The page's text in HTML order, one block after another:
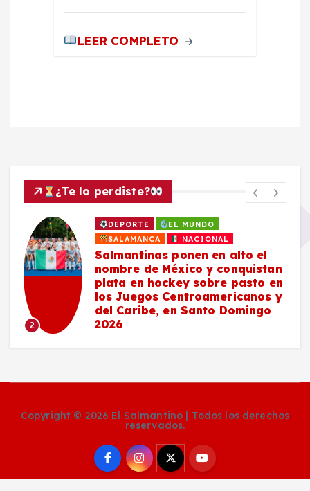
LEER COMPLETO
¿Te lo perdiste?
2
DEPORTE
EL MUNDO
SALAMANCA
NACIONAL
Salmantinas ponen en alto el
nombre de México y conquistan
plata en hockey sobre pasto en
los Juegos Centroamericanos y
del Caribe, en Santo Domingo
2026
Copyright © 2026 El Salmantino | Todos los derechos
reservados.